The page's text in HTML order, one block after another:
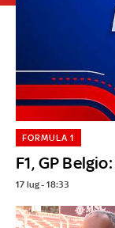
F1, GP
FORMULA 1
17 lug - 18:33